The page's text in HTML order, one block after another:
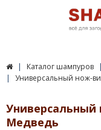
Каталог шампуров
Универсальный нож-
Медведь